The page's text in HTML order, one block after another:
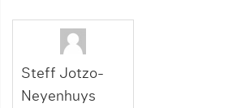
Steff Jotzo-
Neyenhuys